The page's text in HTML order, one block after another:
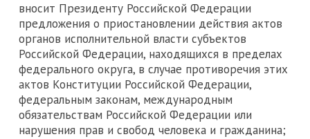
вносит Президенту Российской Федерации
предложения о приостановлении действия актов
органов исполнительной власти субъектов
Российской Федерации, находящихся в пределах
федерального округа, в случае противоречия этих
актов Конституции Российской Федерации,
федеральным законам, международным
обязательствам Российской Федерации или
нарушения прав и свобод человека и гражданина;